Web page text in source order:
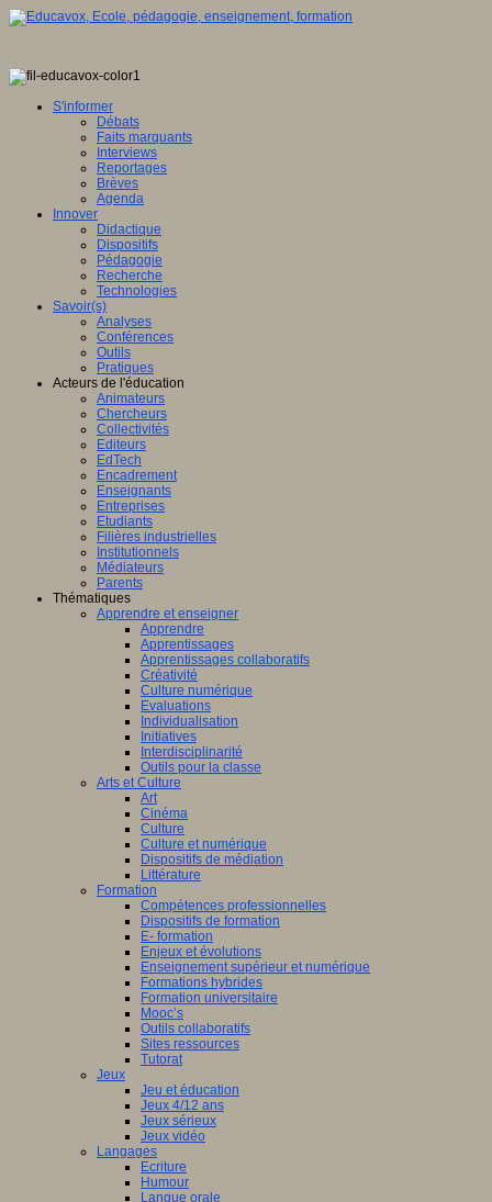
S'informer
Débats
Faits marquants
Interviews
Reportages
Brèves
Agenda
Innover
Didactique
Dispositifs
Pédagogie
Recherche
Technologies
Savoir(s)
Analyses
Conférences
Outils
Pratiques
Acteurs de l'éducation
Animateurs
Chercheurs
Collectivités
Editeurs
EdTech
Encadrement
Enseignants
Entreprises
Etudiants
Filières industrielles
Institutionnels
Médiateurs
Parents
Thématiques
Apprendre et enseigner
Apprendre
Apprentissages
Apprentissages collaboratifs
Créativité
Culture numérique
Evaluations
Individualisation
Initiatives
Interdisciplinarité
Outils pour la classe
Arts et Culture
Art
Cinéma
Culture
Culture et numérique
Dispositifs de médiation
Littérature
Formation
Compétences professionnelles
Dispositifs de formation
E- formation
Enjeux et évolutions
Enseignement supérieur et numérique
Formations hybrides
Formation universitaire
Mooc’s
Outils collaboratifs
Sites ressources
Tutorat
Jeux
Jeu et éducation
Jeux 4/12 ans
Jeux sérieux
Jeux vidéo
Langages
Ecriture
Humour
Langue orale